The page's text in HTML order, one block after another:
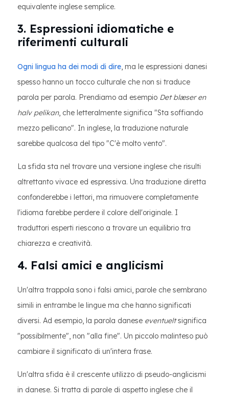
equivalente inglese semplice.
3. Espressioni idiomatiche e
riferimenti culturali
Ogni lingua ha dei modi di dire, ma le espressioni danesi
spesso hanno un tocco culturale che non si traduce
parola per parola. Prendiamo ad esempio Det blæser en
halv pelikan, che letteralmente significa "Sta soffiando
mezzo pellicano". In inglese, la traduzione naturale
sarebbe qualcosa del tipo "C'è molto vento".
La sfida sta nel trovare una versione inglese che risulti
altrettanto vivace ed espressiva. Una traduzione diretta
confonderebbe i lettori, ma rimuovere completamente
l'idioma farebbe perdere il colore dell'originale. I
traduttori esperti riescono a trovare un equilibrio tra
chiarezza e creatività.
4. Falsi amici e anglicismi
Un'altra trappola sono i falsi amici, parole che sembrano
simili in entrambe le lingue ma che hanno significati
diversi. Ad esempio, la parola danese eventueltsignifica
"possibilmente", non "alla fine". Un piccolo malinteso può
cambiare il significato di un'intera frase.
Un'altra sfida è il crescente utilizzo di pseudo-anglicismi
in danese. Si tratta di parole di aspetto inglese che il